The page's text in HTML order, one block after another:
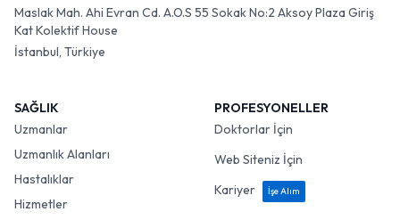
Maslak Mah. Ahi Evran Cd. A.O.S 55 Sokak No:2 Aksoy Plaza Giriş
Kat Kolektif House
İstanbul, Türkiye
SAĞLIK
Uzmanlar
Uzmanlık Alanları
Hastalıklar
Hizmetler
PROFESYONELLER
Doktorlar İçin
Web Siteniz İçin
Kariyer
İşe Alım